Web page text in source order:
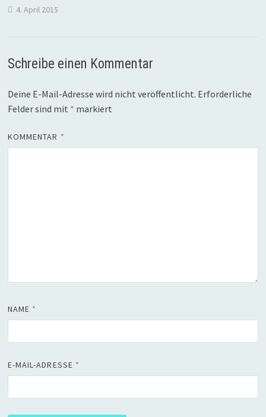
4. April 2015
Schreibe einen Kommentar
Deine E-Mail-Adresse wird nicht veröffentlicht. Erforderliche
Felder sind mit * markiert
KOMMENTAR *
NAME *
E-MAIL-ADRESSE *